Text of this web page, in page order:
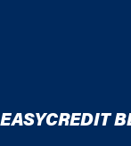
EASYCREDIT